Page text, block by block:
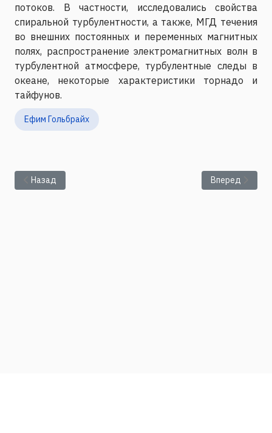
потоков. В частности, исследовались свойства
спиральной турбулентности, а также, МГД течения
во внешних постоянных и переменных магнитных
полях, распространение электромагнитных волн в
турбулентной атмосфере, турбулентные следы в
океане, некоторые характеристики торнадо и
тайфунов.
Ефим Гольбрайх
Предыдущий: Ефим Гольбрайх: Поговорим о
Назад Следующий:
Вперед